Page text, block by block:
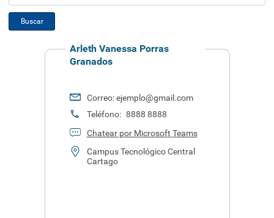
Buscar
Arleth Vanessa Porras
Granados
Correo:ejemplo@gmail.com
Teléfono: 8888 8888
Chatear por Microsoft Teams
Campus Tecnológico Central
Cartago